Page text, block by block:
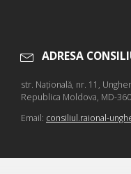
ADRESA
str. Naţională, nr. 11,
Republica Moldova, MD-
Email: consiliul.raional-